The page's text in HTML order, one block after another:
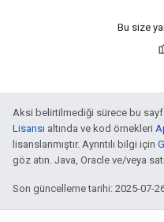
Bu size
Aksi belirtilmediği sürece bu
Lisansı altında ve kod örnekleri
lisanslanmıştır. Ayrıntılı bilgi için
göz atın. Java, Oracle ve/veya
Son güncelleme tarihi: 2025-07-